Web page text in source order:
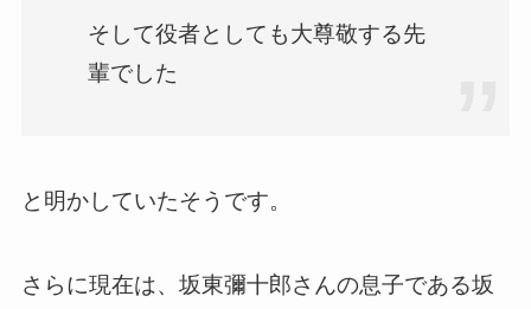
そして役者としても大尊敬する先
輩でした
と明かしていたそうです。
さらに現在は、坂東彌十郎さんの息子である坂